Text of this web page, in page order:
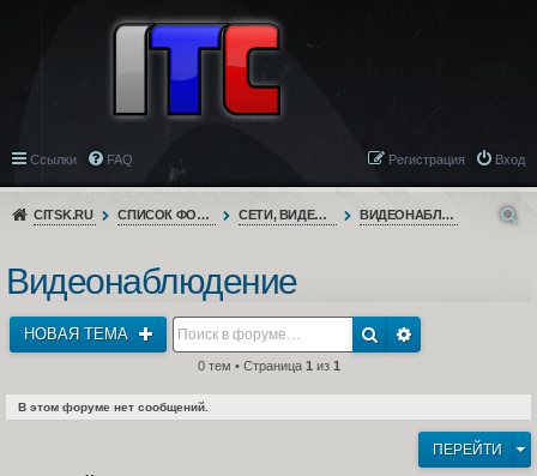
Ссылки FAQ Вход
Регистрация
CITSK.RU СПИСОК ФОРУМОВ СЕТИ, ВИДЕОНАБЛЮДЕНИЕ, ТЕЛЕФОНИЯ ВИДЕОНАБЛЮДЕНИЕ
Видеонаблюдение
НОВАЯ ТЕМА
0 тем • Страница 1 из 1
В этом форуме нет сообщений.
ПЕРЕЙТИ